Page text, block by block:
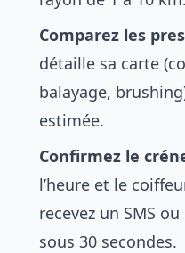
Comparez les
détaille sa carte
balayage,
estimée.
Confirmez le
l’heure et le
recevez un SMS
sous 30 secondes.